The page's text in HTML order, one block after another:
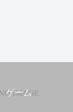
ゲーム